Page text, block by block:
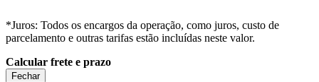
*Juros: Todos os encargos da operação, como juros, custo de
parcelamento e outras tarifas estão incluídas neste valor.
Calcular frete e prazo
Fechar